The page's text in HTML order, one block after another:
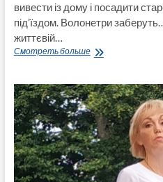
вивести із дому і посадити
під’їздом. Волонетри
життєвій…
Смотреть большеІсторія
Харькова
Світлани
Дмитрієвої
(Відео)